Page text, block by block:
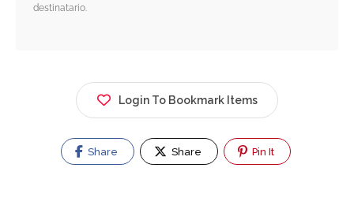
destinatario.
Login To Bookmark Items
Share Share Pin It